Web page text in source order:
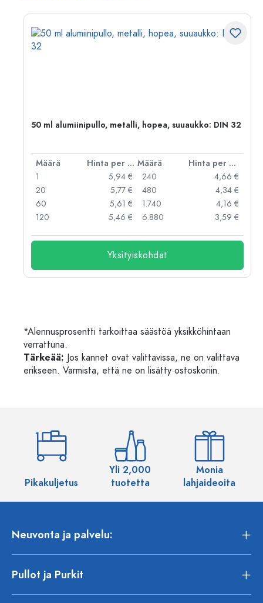
50 ml alumiinipullo, metalli, hopea, suuaukko: DIN 32
Määrä Hinta per kpl Määrä
Hinta per kpl
1
5,94 €
20
5,77 €
60
5,61 €
120
5,46 €
240
4,66 €
480
4,34 €
1.740
4,16 €
6.880
3,59 €
Yksityiskohdat
*Alennusprosentti tarkoittaa säästöä yksikköhintaan
verrattuna.
Tärkeää: Jos kannet ovat valittavissa, ne on valittava
erikseen. Varmista, että ne on lisätty ostoskoriin.
Pikakuljetus
Yli 2,000
tuotetta
Monia
lahjaideoita
Neuvonta ja palvelu:
Pullot ja Purkit